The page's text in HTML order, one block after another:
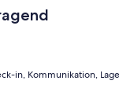
in, Kommunikation,